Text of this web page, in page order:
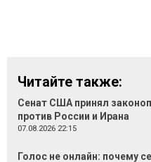
Читайте также:
Сенат США принял
против России и Ирана
07.08.2026 22:15
Голос не онлайн: почему